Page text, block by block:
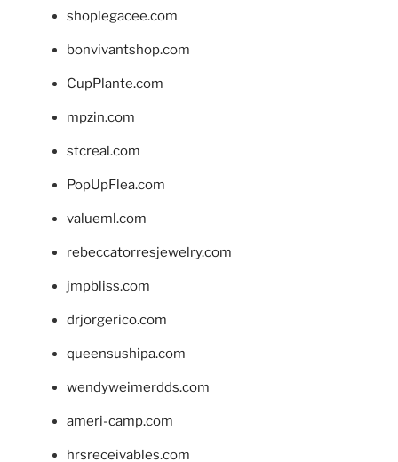
shoplegacee.com
bonvivantshop.com
CupPlante.com
mpzin.com
stcreal.com
PopUpFlea.com
valueml.com
rebeccatorresjewelry.com
jmpbliss.com
drjorgerico.com
queensushipa.com
wendyweimerdds.com
ameri-camp.com
hrsreceivables.com